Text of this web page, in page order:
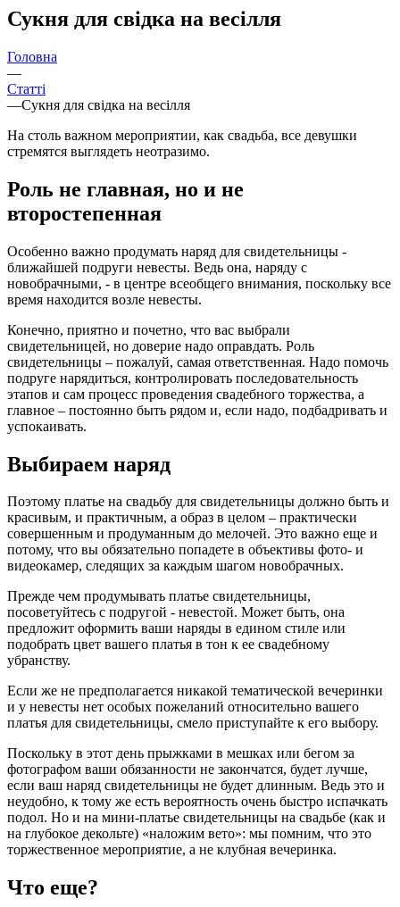
Сукня для свідка на весілля
Головна
—
Статті
—Сукня для свідка на весілля
На столь важном мероприятии, как свадьба, все девушки
стремятся выглядеть неотразимо.
Роль не главная, но и не
второстепенная
Особенно важно продумать наряд для свидетельницы -
ближайшей подруги невесты. Ведь она, наряду с
новобрачными, - в центре всеобщего внимания, поскольку все
время находится возле невесты.
Конечно, приятно и почетно, что вас выбрали
свидетельницей, но доверие надо оправдать. Роль
свидетельницы – пожалуй, самая ответственная. Надо помочь
подруге нарядиться, контролировать последовательность
этапов и сам процесс проведения свадебного торжества, а
главное – постоянно быть рядом и, если надо, подбадривать и
успокаивать.
Выбираем наряд
Поэтому платье на свадьбу для свидетельницы должно быть и
красивым, и практичным, а образ в целом – практически
совершенным и продуманным до мелочей. Это важно еще и
потому, что вы обязательно попадете в объективы фото- и
видеокамер, следящих за каждым шагом новобрачных.
Прежде чем продумывать платье свидетельницы,
посоветуйтесь с подругой - невестой. Может быть, она
предложит оформить ваши наряды в едином стиле или
подобрать цвет вашего платья в тон к ее свадебному
убранству.
Если же не предполагается никакой тематической вечеринки
и у невесты нет особых пожеланий относительно вашего
платья для свидетельницы, смело приступайте к его выбору.
Поскольку в этот день прыжками в мешках или бегом за
фотографом ваши обязанности не закончатся, будет лучше,
если ваш наряд свидетельницы не будет длинным. Ведь это и
неудобно, к тому же есть вероятность очень быстро испачкать
подол. Но и на мини-платье свидетельницы на свадьбе (как и
на глубокое декольте) «наложим вето»: мы помним, что это
торжественное мероприятие, а не клубная вечеринка.
Что еще?